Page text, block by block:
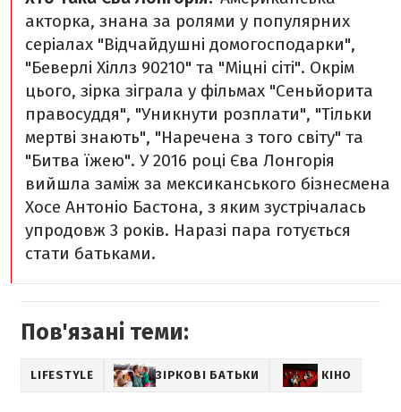
акторка, знана за ролями у популярних
серіалах "Відчайдушні домогосподарки",
"Беверлі Хіллз 90210" та "Міцні сіті". Окрім
цього, зірка зіграла у фільмах "Сеньйорита
правосуддя", "Уникнути розплати", "Тільки
мертві знають", "Наречена з того світу" та
"Битва їжею". У 2016 році Єва Лонгорія
вийшла заміж за мексиканського бізнесмена
Хосе Антоніо Бастона, з яким зустрічалась
упродовж 3 років. Наразі пара готується
стати батьками.
Пов'язані теми:
LIFESTYLE ЗІРКОВІ БАТЬКИ КІНО